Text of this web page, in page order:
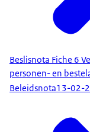
Beslisnota Fiche 6
personen- en
Beleidsnota13-02-